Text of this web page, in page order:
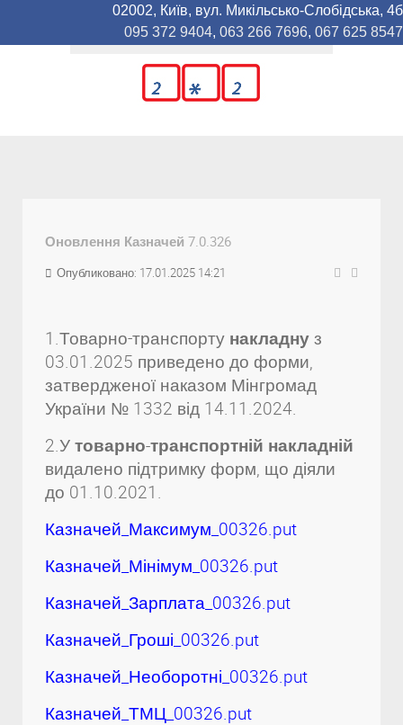
02002, Київ, вул. Микільсько-Слобідська, 4б
095 372 9404, 063 266 7696, 067 625 8547
Оновлення Казначей 7.0.326
Опубликовано: 17.01.2025 14:21
1.Товарно-транспорту накладну з
03.01.2025 приведено до форми,
затвердженої наказом Мінгромад
України № 1332 від 14.11.2024.
2.У товарно-транспортній накладній
видалено підтримку форм, що діяли
до 01.10.2021.
Казначей_Максимум_00326.put
Казначей_Мінімум_00326.put
Казначей_Зарплата_00326.put
Казначей_Гроші_00326.put
Казначей_Необоротні_00326.put
Казначей_ТМЦ_00326.put